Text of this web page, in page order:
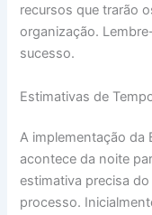
recursos que trarão
organização.
sucesso.
Estimativas de
A implementação da
acontece da noite
estimativa precisa
processo.